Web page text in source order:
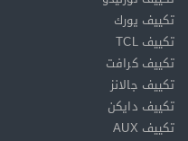
تكييف يورك
تكييف TCL
تكييف كرافت
تكييف جالانز
تكييف دايكن
تكييف AUX